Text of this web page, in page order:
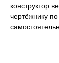
конструктор
чертёжнику